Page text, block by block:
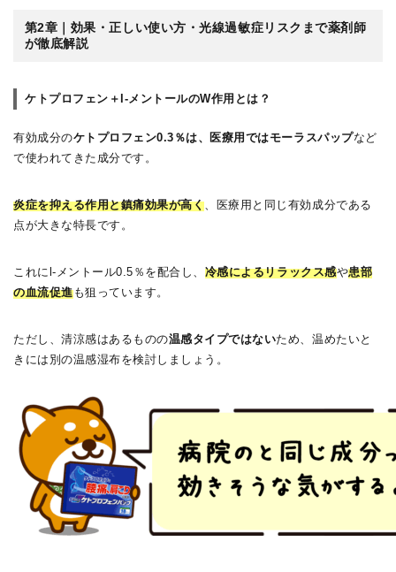
第2章｜効果・正しい使い方・光線過敏症リスクまで薬剤師
が徹底解説
ケトプロフェン＋l-メントールのW作用とは？
有効成分のケトプロフェン0.3％は、医療用ではモーラスパップなど
で使われてきた成分です。
炎症を抑える作用と鎮痛効果が高く、医療用と同じ有効成分である
点が大きな特長です。
これにl-メントール0.5％を配合し、 冷感によるリラックス感や患部
の血流促進も狙っています。
ただし、清涼感はあるものの温感タイプではないため、温めたいと
きには別の温感湿布を検討しましょう。